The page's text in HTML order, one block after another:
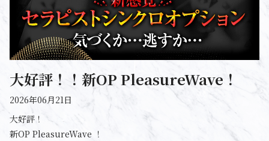
大好評！！新OP PleasureWave！
2026年06月21日
大好評！
新OP PleasureWave ！